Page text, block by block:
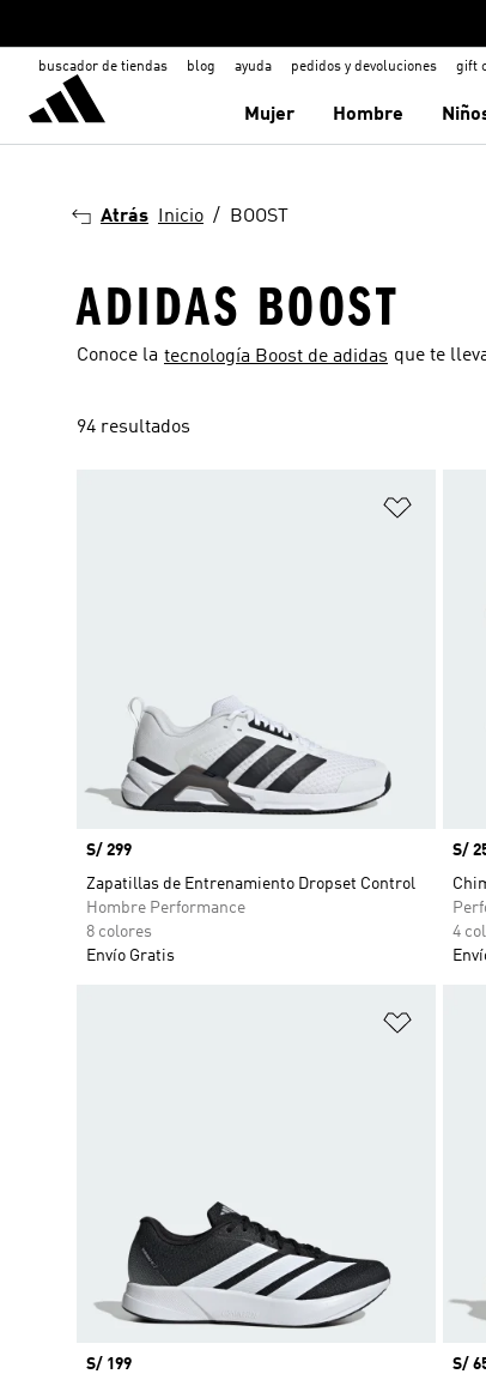
buscador de tiendas blog ayuda pedidos y devoluciones gift
Mujer Hombre
Atrás Inicio BOOST
ADIDAS BOOST
Conoce la tecnología Boost de adidas que te
94 resultados
Precio
S/ 299
Zapatillas de Entrenamiento Dropset Control
Hombre Performance
8 colores
Envío Gratis
S/
4
Precio
S/ 199
S/